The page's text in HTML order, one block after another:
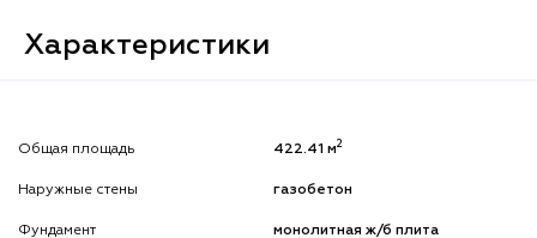
Характеристики
Общая площадь 422.41 м2
Наружные стены газобетон
Фундамент монолитная ж/б плита